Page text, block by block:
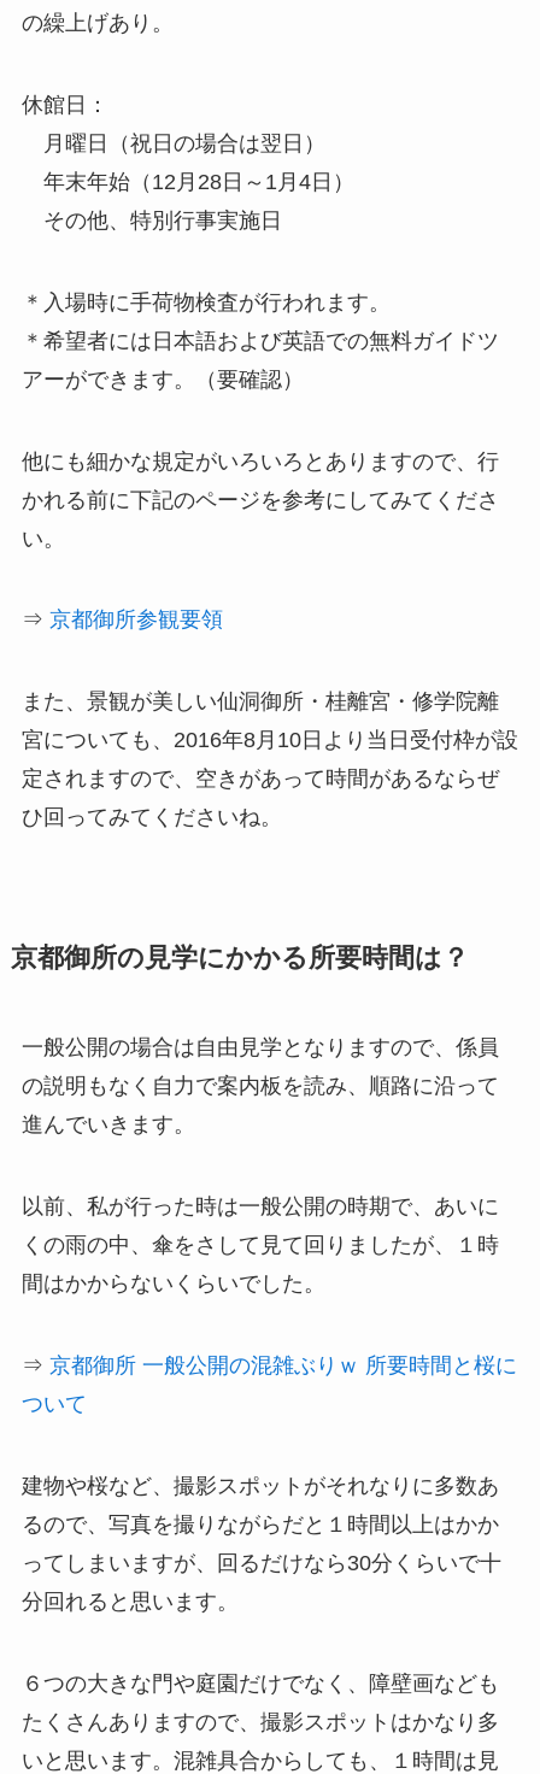
の繰上げあり。
休館日 ：
月曜日（祝日の場合は翌日）
年末年始（12月28日～1月4日）
その他、特別行事実施日
＊入場時に手荷物検査が行われます。
＊希望者には日本語および英語での無料ガイドツ
アーができます。（要確認）
他にも細かな規定がいろいろとありますので、行
かれる前に下記のページを参考にしてみてくださ
い。
⇒ 京都御所参観要領
また、景観が美しい仙洞御所・桂離宮・修学院離
宮についても、2016年8月10日より当日受付枠が設
定されますので、空きがあって時間があるならぜ
ひ回ってみてくださいね。
京都御所の見学にかかる所要時間は？
一般公開の場合は自由見学となりますので、係員
の説明もなく自力で案内板を読み、順路に沿って
進んでいきます。
以前、私が行った時は一般公開の時期で、あいに
くの雨の中、傘をさして見て回りましたが、
１時
間はかからないくらいでした。
⇒ 京都御所 一般公開の混雑ぶりｗ 所要時間と桜に
ついて
建物や桜など、撮影スポットがそれなりに多数あ
るので、写真を撮りながらだと１時間以上はかか
ってしまいますが、
回るだけなら30分くらいで十
分回れると思います。
６つの大きな門や庭園だけでなく、障壁画なども
たくさんありますので、撮影スポットはかなり多
いと思います。混雑具合からしても、１時間は見